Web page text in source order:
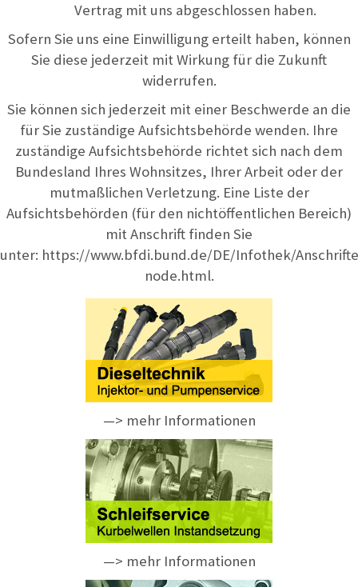
Vertrag mit uns abgeschlossen haben.
Sofern Sie uns eine Einwilligung erteilt haben, können
Sie diese jederzeit mit Wirkung für die Zukunft
widerrufen.
Sie können sich jederzeit mit einer Beschwerde an die
für Sie zuständige Aufsichtsbehörde wenden. Ihre
zuständige Aufsichtsbehörde richtet sich nach dem
Bundesland Ihres Wohnsitzes, Ihrer Arbeit oder der
mutmaßlichen Verletzung. Eine Liste der
Aufsichtsbehörden (für den nichtöffentlichen Bereich)
mit Anschrift finden Sie
unter: https://www.bfdi.bund.de/DE/Infothek/
node.html.
—> mehr Informationen
—> mehr Informationen